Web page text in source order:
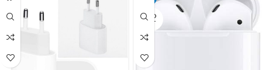
SOLD
OUT